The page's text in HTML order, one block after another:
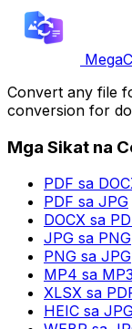
Convert any file
conversion for
Mga Sikat na
PDF sa
PDF sa JPG
DOCX sa
JPG sa PNG
PNG sa JPG
MP4 sa MP3
XLSX sa
HEIC sa